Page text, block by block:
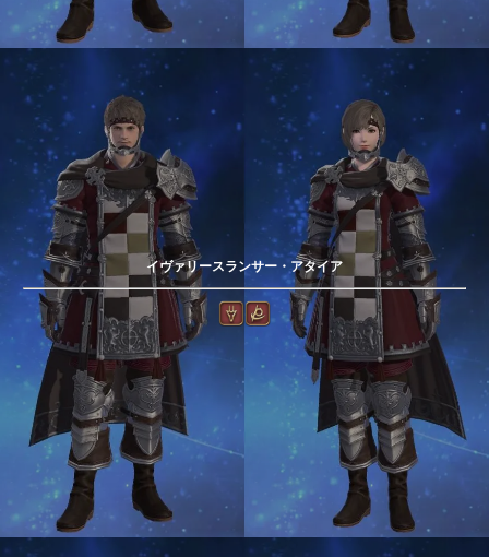
イヴァリースランサー・アタイア